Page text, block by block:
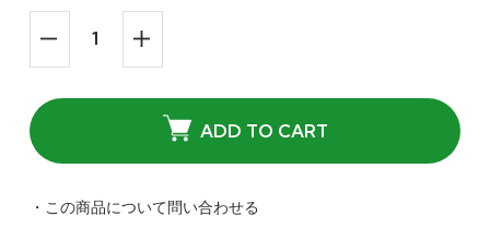
ADD TO CART
・この商品について問い合わせる